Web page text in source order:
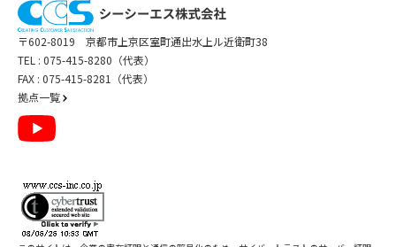
〒602-8019 京都市上京区室町通出水上ル近衛町38
TEL : 075-415-8280（代表）
FAX : 075-415-8281（代表）
拠点一覧